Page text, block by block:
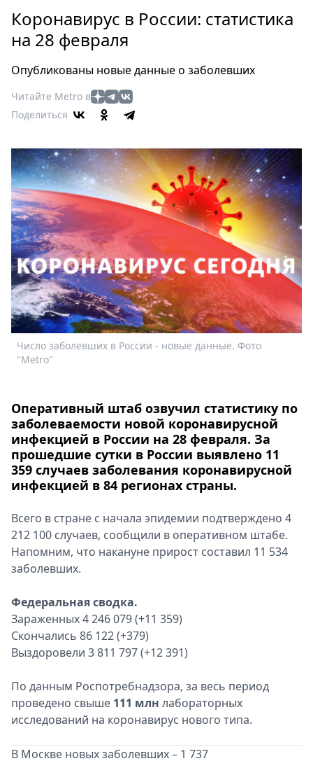
Россия
Мир
Еда
Туризм
Мода
Кино
Афиша
Книги
Выставки
Пресс-
релизы
О
Metro
Стримы
Спецпроекты
Звезды
Metro
Коронавирус в России: статистика
на 28 февраля
Опубликованы новые данные о заболевших
Читайте Metro в
Поделиться
Число заболевших в России - новые данные. Фото
"Metro"
Оперативный штаб озвучил статистику по
заболеваемости новой коронавирусной
инфекцией в России на 28 февраля. За
прошедшие сутки в России выявлено 11
359 случаев заболевания коронавирусной
инфекцией в 84 регионах страны.
Всего в стране с начала эпидемии подтверждено 4
212 100 случаев, сообщили в оперативном штабе.
Напомним, что накануне прирост составил 11 534
заболевших.
Федеральная сводка.
Зараженных 4 246 079 (+11 359)
Скончались 86 122 (+379)
Выздоровели 3 811 797 (+12 391)
По данным Роспотребнадзора, за весь период
проведено свыше 111 млн лабораторных
исследований на коронавирус нового типа.
В Москве новых заболевших – 1 737